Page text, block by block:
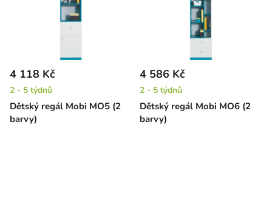
Dětský regál Mobi MO5 (2
barvy)
4 118 Kč
2 - 5 týdnů
Dětský regál Mobi MO6 (2
barvy)
4 586 Kč
2 - 5 týdnů